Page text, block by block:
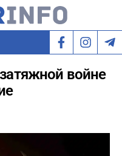
войне